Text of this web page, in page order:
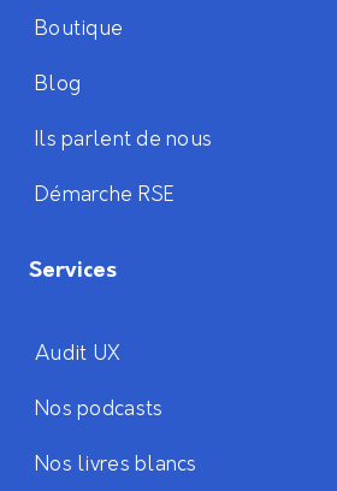
Boutique
Blog
Ils parlent de nous
Démarche RSE
Services
Audit UX
Nos podcasts
Nos livres blancs